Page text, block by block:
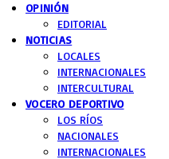
OPINIÓN
EDITORIAL
NOTICIAS
LOCALES
INTERNACIONALES
INTERCULTURAL
VOCERO DEPORTIVO
LOS RÍOS
NACIONALES
INTERNACIONALES